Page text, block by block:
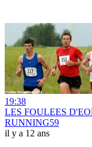
19:38
LES FOULEES
RUNNING59
il y a 12 ans